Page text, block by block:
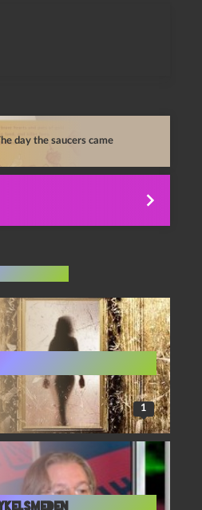
day the saucers came
1